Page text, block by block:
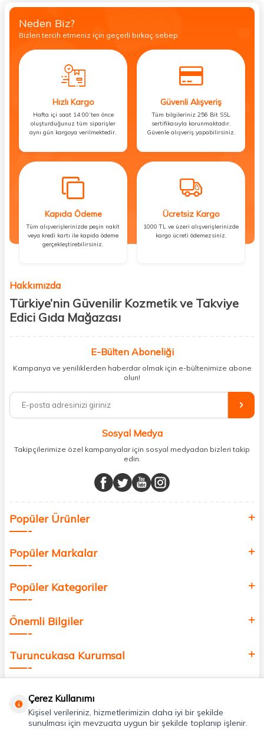
Neden Biz?
Bizleri tercih etmeniz için geçerli birkaç sebep.
Hızlı Kargo
Hafta içi saat 14:00’ten önce
oluşturduğunuz tüm siparişler
aynı gün kargoya verilmektedir.
Güvenli Alışveriş
Tüm bilgileriniz 256 Bit SSL
sertifikasıyla korunmaktadır.
Güvenle alışveriş yapabilirsiniz.
Kapıda Ödeme
Tüm alışverişlerinizde peşin nakit
veya kredi kartı ile kapıda ödeme
gerçekleştirebilirsiniz.
Ücretsiz Kargo
1000 TL ve üzeri alışverişlerinizde
kargo ücreti ödemezsiniz.
Hakkımızda
Türkiye’nin Güvenilir Kozmetik ve Takviye
Edici Gıda Mağazası
kişisel bakım hem de takviye edici gıda ürünlerini sizlerle
buluşturuyoruz. Artık mağaza mağaza dolaşmanıza gerek yok;
ihtiyacınız olan her şeyi tek bir çatı altında topluyor ve kapınıza kadar
%100 orijinal kozmetik ve sağlık ürünleriyle güzelliğinizi tamamlayabilir,
vücudunuzu desteklemek için güvenilir takviye edici gıdalara
minerallere kadar binlerce ürünü uygun fiyat ve hızlı kargo avantajıyla
sunuyoruz.
buluşturuyor ve online alışveriş deneyiminizi en iyi hale getiriyoruz.
Sağlık, güzellik ve iyi yaşam için aradığınız her şey burada!
değer katmak için bize katılın!
E-Bülten Aboneliği
Kampanya ve yeniliklerden haberdar olmak için e-bültenimize abone
olun!
Sosyal Medya
Takipçilerimize özel kampanyalar için sosyal medyadan bizleri takip
edin.
Popüler Ürünler
Popüler Markalar
Popüler Kategoriler
Önemli Bilgiler
Turuncukasa Kurumsal
Uygulamalarımız
Çerez Kullanımı
Kişisel verileriniz, hizmetlerimizin daha iyi bir şekilde
sunulması için mevzuata uygun bir şekilde toplanıp işlenir.